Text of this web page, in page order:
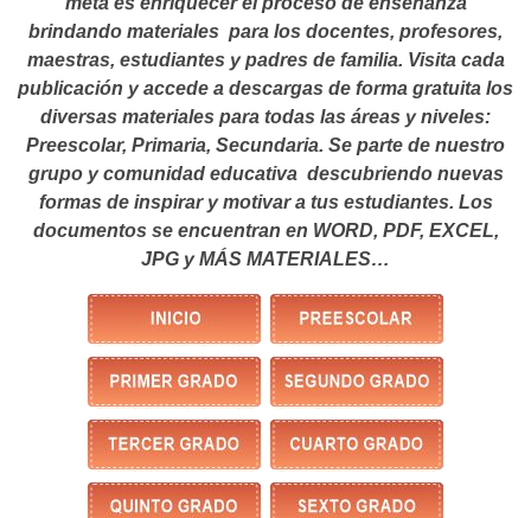
brindando materiales para los docentes, profesores,
maestras, estudiantes y padres de familia. Visita cada
publicación y accede a descargas de forma gratuita los
diversas materiales para todas las áreas y niveles:
Preescolar, Primaria, Secundaria. Se parte de nuestro
grupo y comunidad educativa descubriendo nuevas
formas de inspirar y motivar a tus estudiantes. Los
documentos se encuentran en WORD, PDF, EXCEL,
JPG y MÁS MATERIALES…